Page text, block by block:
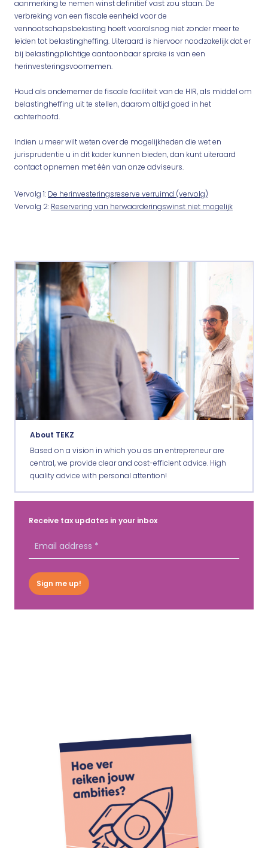
aanmerking te nemen winst definitief vast zou staan. De
verbreking van een fiscale eenheid voor de
vennootschapsbelasting hoeft vooralsnog niet zonder meer te
leiden tot belastingheffing. Uiteraard is hiervoor noodzakelijk dat er
bij belastingplichtige aantoonbaar sprake is van een
herinvesteringsvoornemen.
Houd als ondernemer de fiscale faciliteit van de HIR, als middel om
belastingheffing uit te stellen, daarom altijd goed in het
achterhoofd.
Indien u meer wilt weten over de mogelijkheden die wet en
jurisprudentie u in dit kader kunnen bieden, dan kunt uiteraard
contact opnemen met één van onze adviseurs.
Vervolg 1: De herinvesteringsreserve verruimd (vervolg)
Vervolg 2: Reservering van herwaarderingswinst niet mogelijk
About TEKZ
Based on a vision in which you as an entrepreneur are
central, we provide clear and cost-efficient advice. High
quality advice with personal attention!
Receive tax updates in your inbox
Sign me up!